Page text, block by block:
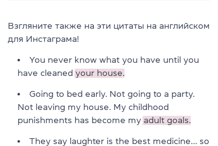
Взгляните также на эти цитаты на английском
для Инстаграма!
You never know what you have until you
have cleaned your house.
Going to bed early. Not going to a party.
Not leaving my house. My childhood
punishments has become my adult goals.
They say laughter is the best medicine… so